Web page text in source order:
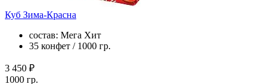
Куб Зима-Красна
состав: Мега Хит
35 конфет / 1000 гр.
3 450 ₽
1000 гр.